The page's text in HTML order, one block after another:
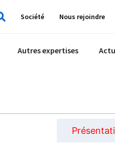
Société Nous rejoindre
Autres expertises